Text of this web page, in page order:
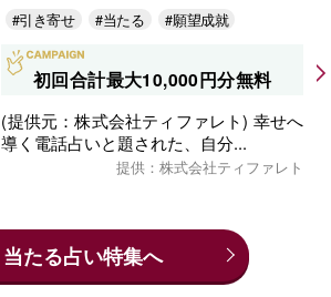
#引き寄せ #当たる #願望成就
初回合計最大10,000円分無料
(提供元：株式会社ティファレト) 幸せへ
導く電話占いと題された、自分...
提供：株式会社ティファレト
当たる占い特集へ